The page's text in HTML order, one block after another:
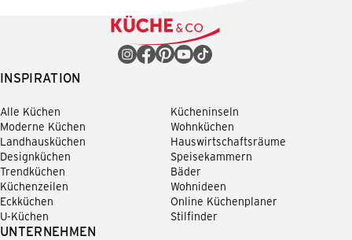
INSPIRATION
Alle Küchen
Moderne Küchen
Landhausküchen
Designküchen
Trendküchen
Küchenzeilen
Eckküchen
U-Küchen
Kücheninseln
Wohnküchen
Hauswirtschaftsräume
Speisekammern
Bäder
Wohnideen
Online Küchenplaner
Stilfinder
UNTERNEHMEN